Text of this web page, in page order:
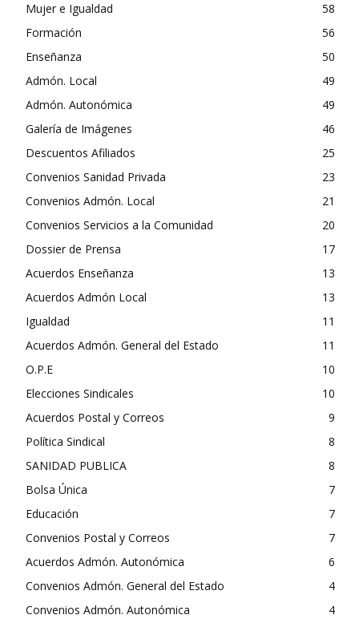
Mujer e Igualdad
58
Formación
56
Enseñanza
50
Admón. Local
49
Admón. Autonómica
49
Galería de Imágenes
46
Descuentos Afiliados
25
Convenios Sanidad Privada
23
Convenios Admón. Local
21
Convenios Servicios a la Comunidad
20
Dossier de Prensa
17
Acuerdos Enseñanza
13
Acuerdos Admón Local
13
Igualdad
11
Acuerdos Admón. General del Estado
11
O.P.E
10
Elecciones Sindicales
10
Acuerdos Postal y Correos
9
Política Sindical
8
SANIDAD PUBLICA
8
Bolsa Única
7
Educación
7
Convenios Postal y Correos
7
Acuerdos Admón. Autonómica
6
Convenios Admón. General del Estado
4
Convenios Admón. Autonómica
4